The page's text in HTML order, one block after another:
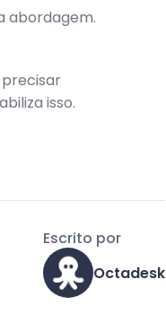
abordagem.
isso.
Escrito por
Octadesk